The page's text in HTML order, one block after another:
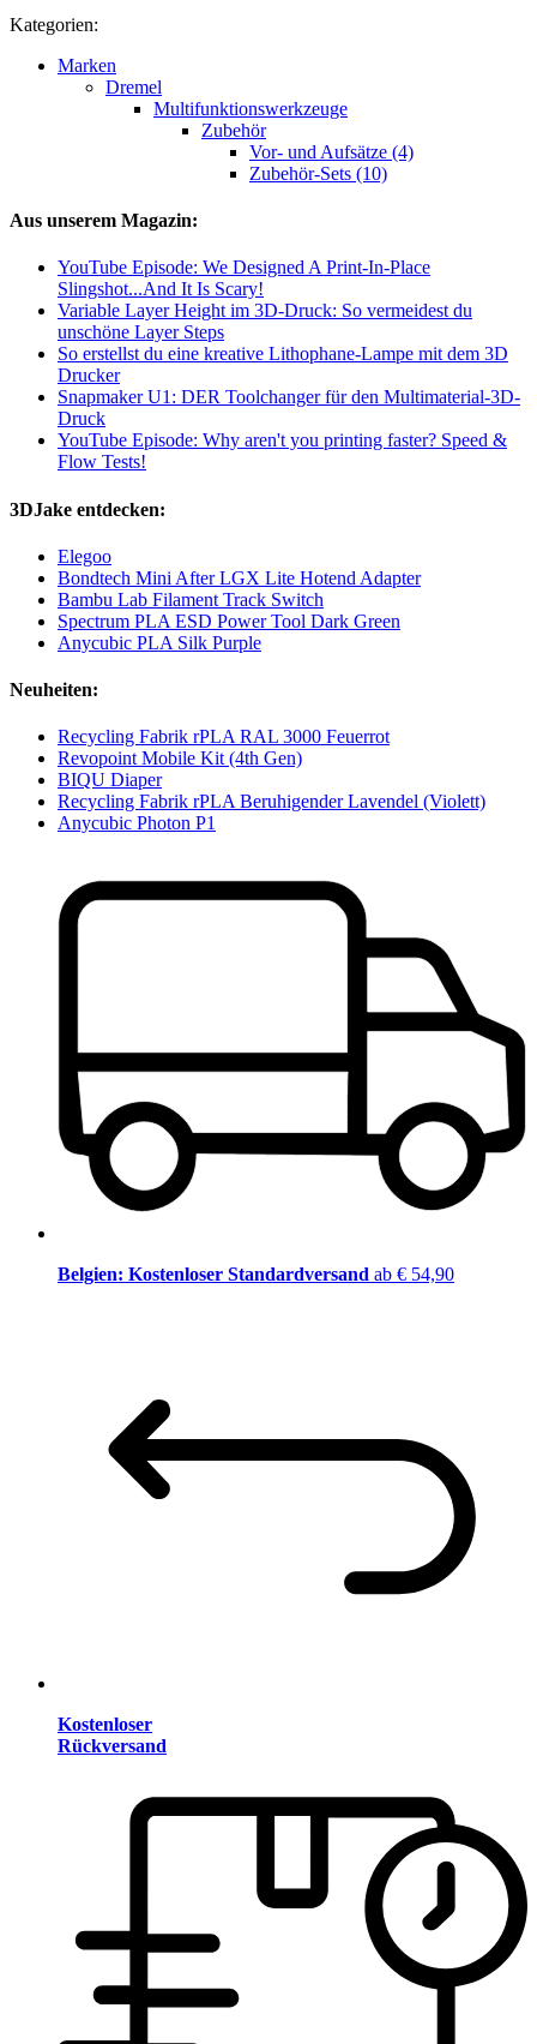
Kategorien:
Marken
Dremel
Multifunktionswerkzeuge
Zubehör
Vor- und Aufsätze (4)
Zubehör-Sets (10)
Aus unserem Magazin:
YouTube Episode: We Designed A Print-In-Place
Slingshot...And It Is Scary!
Variable Layer Height im 3D-Druck: So vermeidest du
unschöne Layer Steps
So erstellst du eine kreative Lithophane-Lampe mit dem 3D
Drucker
Snapmaker U1: DER Toolchanger für den Multimaterial-3D-
Druck
YouTube Episode: Why aren't you printing faster? Speed &
Flow Tests!
3DJake entdecken:
Elegoo
Bondtech Mini After LGX Lite Hotend Adapter
Bambu Lab Filament Track Switch
Spectrum PLA ESD Power Tool Dark Green
Anycubic PLA Silk Purple
Neuheiten:
Recycling Fabrik rPLA RAL 3000 Feuerrot
Revopoint Mobile Kit (4th Gen)
BIQU Diaper
Recycling Fabrik rPLA Beruhigender Lavendel (Violett)
Anycubic Photon P1
Belgien: Kostenloser Standardversand ab € 54,90
Kostenloser
Rückversand